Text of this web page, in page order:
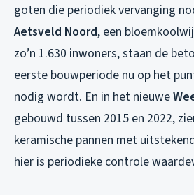
goten die periodiek vervanging
Aetsveld Noord, een
zo’n 1.630 inwoners, staan de
eerste bouwperiode nu op het
nodig wordt. En in het nieuwe
gebouwd tussen 2015 en 2022,
keramische pannen met
hier is periodieke controle